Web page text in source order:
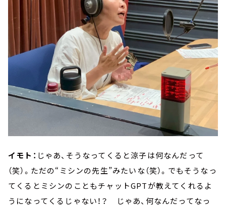
イモト： じゃあ、そうなってくると涼子は何なんだって
（笑）。ただの“ミシンの先生”みたいな（笑）。でもそうなっ
てくるとミシンのこともチャットGPTが教えてくれるよ
うになってくるじゃない！？ じゃあ、何なんだってなっ